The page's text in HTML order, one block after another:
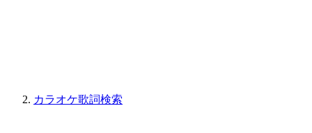
カラオケ歌詞検索